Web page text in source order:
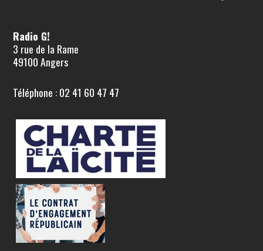
Radio G!
3 rue de la Rame
49100 Angers
Téléphone : 02 41 60 47 47